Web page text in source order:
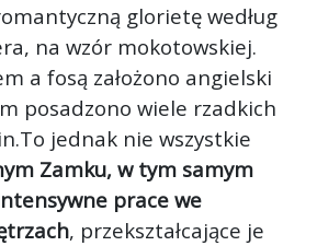
glorietę według
na wzór mokotowskiej.
a fosą założono angielski
posadzono wiele rzadkich
jednak nie wszystkie
Zamku, w tym samym
prace we
, przekształcające je